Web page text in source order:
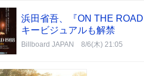
浜田省吾、『ON THE
キービジュアルも解禁
Billboard JAPAN 8/6(木) 21:05